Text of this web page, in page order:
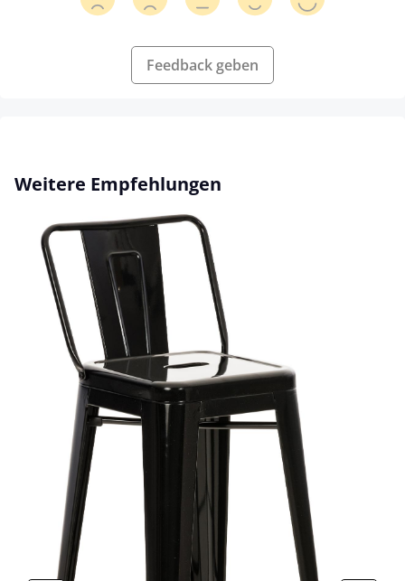
Feedback geben
Produktgalerie überspringen
Weitere Empfehlungen